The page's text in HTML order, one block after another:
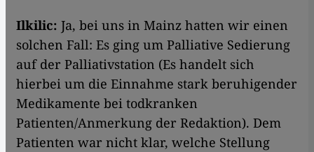
Ilkilic: Ja, bei uns in Mainz hatten wir einen
solchen Fall: Es ging um Palliative Sedierung
auf der Palliativstation (Es handelt sich
hierbei um die Einnahme stark beruhigender
Medikamente bei todkranken
Patienten/Anmerkung der Redaktion). Dem
Patienten war nicht klar, welche Stellung